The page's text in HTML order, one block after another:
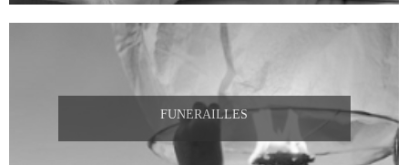
FUNERAILLES